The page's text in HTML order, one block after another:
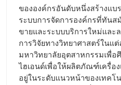
ขององค์กรอันดับหนึ่งสร้างแบ
ระบบการจัดการองค์กรที่ทันส
ขายและระบบบริการใหม่แล
การวิจัยทางวิทยาศาสตร์ใน
มหาวิทยาลัยอุตสาหกรรมเพื่อ
ไฮเอนด์เพื่อให้ผลิตภัณฑ์เครื่อ
อยู่ในระดับแนวหน้าของเทคโ